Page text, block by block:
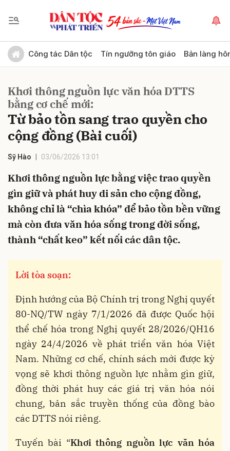
Công tác Dân tộc Tín ngưỡng tôn giáo Bản làng
Khơi thông nguồn lực văn hóa DTTS
bằng cơ chế mới:
Từ bảo tồn sang trao quyền cho
cộng đồng (Bài cuối)
Sỹ Hào 03/06/2026 13:01
Khơi thông nguồn lực bằng việc trao quyền
gìn giữ và phát huy di sản cho cộng đồng,
không chỉ là “chìa khóa” để bảo tồn bền vững
mà còn đưa văn hóa sống trong đời sống,
thành “chất keo” kết nối các dân tộc.
Lời tòa soạn:
Định hướng của Bộ Chính trị trong Nghị quyết
80-NQ/TW ngày 7/1/2026 đã được Quốc hội
thể chế hóa trong Nghị quyết 28/2026/QH16
ngày 24/4/2026 về phát triển văn hóa Việt
Nam. Những cơ chế, chính sách mới được kỳ
vọng sẽ khơi thông nguồn lực nhằm gìn giữ,
đồng thời phát huy các giá trị văn hóa nói
chung, bản sắc truyền thống của đồng bào
các DTTS nói riêng.
Tuyến bài “Khơi thông nguồn lực văn hóa
Gửi bình luận